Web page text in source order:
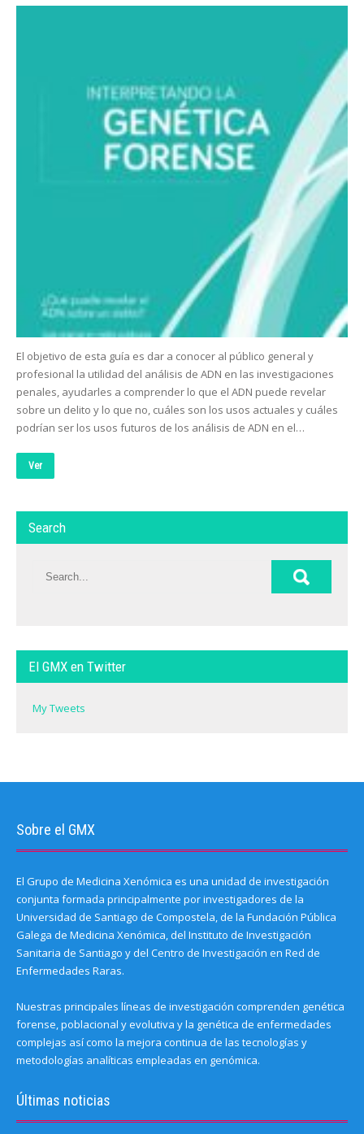
El objetivo de esta guía es dar a conocer al público general y
profesional la utilidad del análisis de ADN en las investigaciones
penales, ayudarles a comprender lo que el ADN puede revelar
sobre un delito y lo que no, cuáles son los usos actuales y cuáles
podrían ser los usos futuros de los análisis de ADN en el…
Ver
Search
El GMX en Twitter
My Tweets
Sobre el GMX
El Grupo de Medicina Xenómica es una unidad de investigación
conjunta formada principalmente por investigadores de la
Universidad de Santiago de Compostela, de la Fundación Pública
Galega de Medicina Xenómica, del Instituto de Investigación
Sanitaria de Santiago y del Centro de Investigación en Red de
Enfermedades Raras.
Nuestras principales líneas de investigación comprenden genética
forense, poblacional y evolutiva y la genética de enfermedades
complejas así como la mejora continua de las tecnologías y
metodologías analíticas empleadas en genómica.
Últimas noticias